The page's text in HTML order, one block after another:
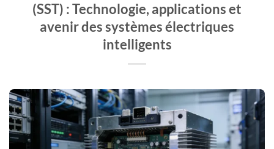
(SST) : Technologie, applications et
avenir des systèmes électriques
intelligents